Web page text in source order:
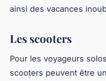
ainsi des vacances
Les scooters
Pour les voyageurs
scooters peuvent être